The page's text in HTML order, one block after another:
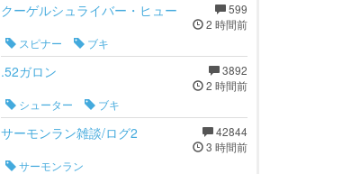
599
2 時間前
クーゲルシュライバー・ヒュー
スピナー
ブキ
3892
2 時間前
.52ガロン
シューター
ブキ
42844
3 時間前
サーモンラン雑談/ログ2
サーモンラン